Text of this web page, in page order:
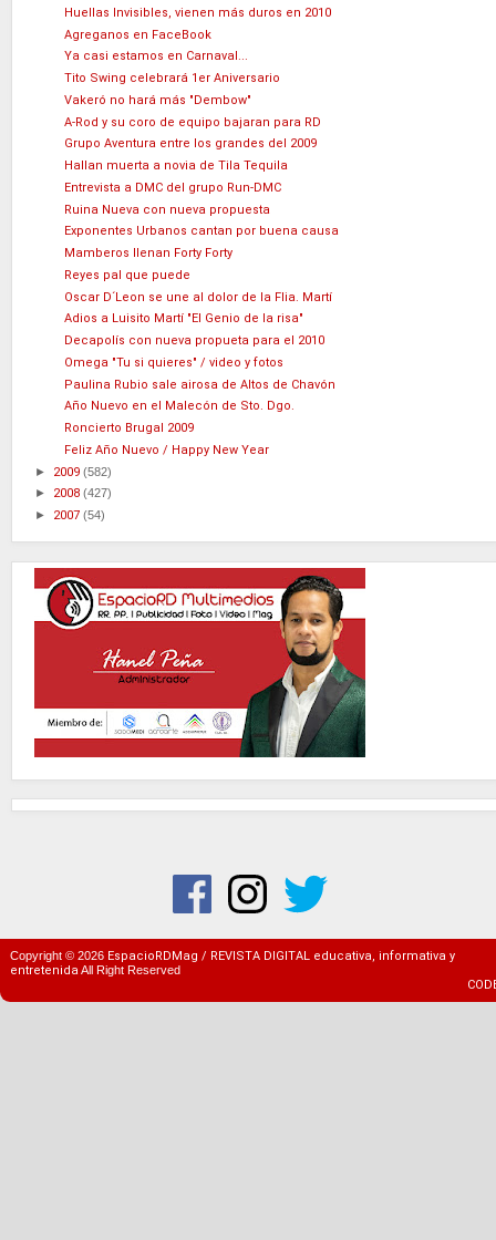
Huellas Invisibles, vienen más duros en 2010
Agreganos en FaceBook
Ya casi estamos en Carnaval...
Tito Swing celebrará 1er Aniversario
Vakeró no hará más "Dembow"
A-Rod y su coro de equipo bajaran para RD
Grupo Aventura entre los grandes del 2009
Hallan muerta a novia de Tila Tequila
Entrevista a DMC del grupo Run-DMC
Ruina Nueva con nueva propuesta
Exponentes Urbanos cantan por buena causa
Mamberos llenan Forty Forty
Reyes pal que puede
Oscar D´Leon se une al dolor de la Flia. Martí
Adios a Luisito Martí "El Genio de la risa"
Decapolís con nueva propueta para el 2010
Omega "Tu si quieres" / video y fotos
Paulina Rubio sale airosa de Altos de Chavón
Año Nuevo en el Malecón de Sto. Dgo.
Roncierto Brugal 2009
Feliz Año Nuevo / Happy New Year
► 2009 (582)
► 2008 (427)
► 2007 (54)
Copyright © 2026 EspacioRDMag / REVISTA DIGITAL educativa, informativa y
entretenidaAll Right Reserved